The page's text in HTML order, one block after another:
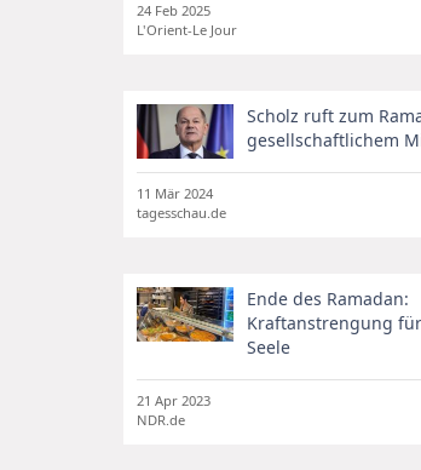
24 Feb 2025
L'Orient-Le Jour
Scholz ruft zum
gesellschaftlichem
11 Mär 2024
tagesschau.de
Ende des Ramadan:
Kraftanstrengung
Seele
21 Apr 2023
NDR.de